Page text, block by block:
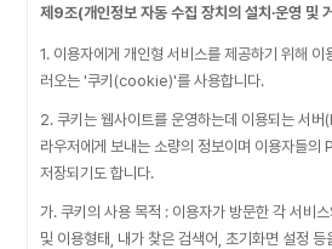
제9조(개인정보 자동 수집 장치의 설치∙운영 및
1. 이용자에게 개인형 서비스를 제공하기 위해 이
러오는 '쿠키(cookie)'를 사용합니다.
2. 쿠키는 웹사이트를 운영하는데 이용되는 서
라우저에게 보내는 소량의 정보이며 이용자들의
저장되기도 합니다.
가. 쿠키의 사용 목적 : 이용자가 방문한 각 서비
및 이용형태, 내가 찾은 검색어, 초기화면 설정